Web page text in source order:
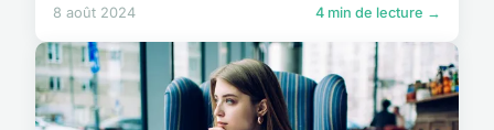
8 août 2024 4 min de lecture →